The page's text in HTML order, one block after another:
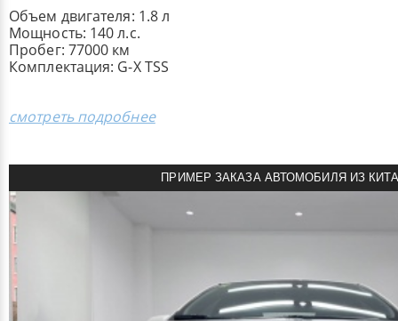
Объем двигателя: 1.8 л
Мощность: 140 л.с.
Пробег: 77000 км
Комплектация: G-X TSS
смотреть подробнее
ПРИМЕР ЗАКАЗА АВТОМОБИЛЯ ИЗ